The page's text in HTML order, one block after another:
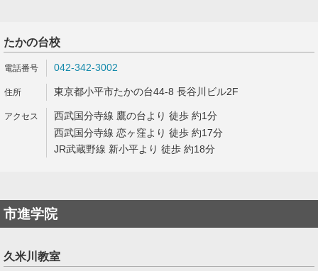
たかの台校
042-342-3002
東京都小平市たかの台44-8 長谷川ビル2F
西武国分寺線 鷹の台より 徒歩 約1分
西武国分寺線 恋ヶ窪より 徒歩 約17分
JR武蔵野線 新小平より 徒歩 約18分
市進学院
久米川教室